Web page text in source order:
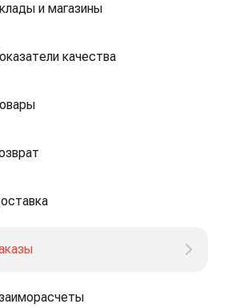
и магазины
качества